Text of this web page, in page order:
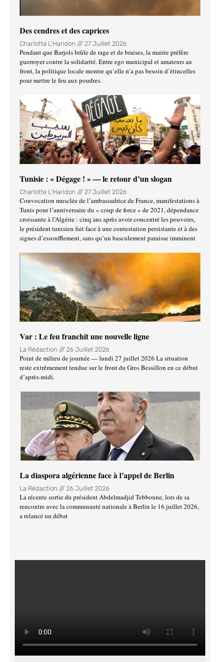
Des cendres et des caprices
Charlotte L'Haridon 27 Juillet 2026
Pendant que Barjols brûle de rage et de braises, la mairie préfère
guerroyer contre la solidarité. Entre ego municipal et amateurs au
front, la politique locale montre qu’elle n’a pas besoin d’étincelles
pour mettre le feu aux poudres.
Tunisie : « Dégage ! » — le retour d’un slogan
Charlotte L'Haridon 27 Juillet 2026
Convocation musclée de l’ambassadrice de France, manifestations à
Tunis pour l’anniversaire du « coup de force » de 2021, dépendance
croissante à l’Algérie : cinq ans après avoir concentré les pouvoirs,
le président tunisien fait face à une contestation persistante et à des
signes d’essoufflement, sans qu’un basculement paraisse imminent
Var : Le feu franchit une nouvelle ligne
La Rédaction 26 Juillet 2026
Point de milieu de journée — lundi 27 juillet 2026 La situation
reste extrêmement tendue sur le front du Gros Bessillon en ce début
d’après-midi.
La diaspora algérienne face à l’appel de Berlin
La Rédaction 26 Juillet 2026
La récente sortie du président Abdelmadjid Tebboune, lors de sa
rencontre avec la communauté nationale à Berlin le 16 juillet 2026,
a relancé un débat